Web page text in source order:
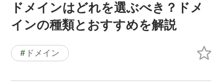
ドメインはどれを選ぶべき？ドメ
インの種類とおすすめを解説
# ドメイン